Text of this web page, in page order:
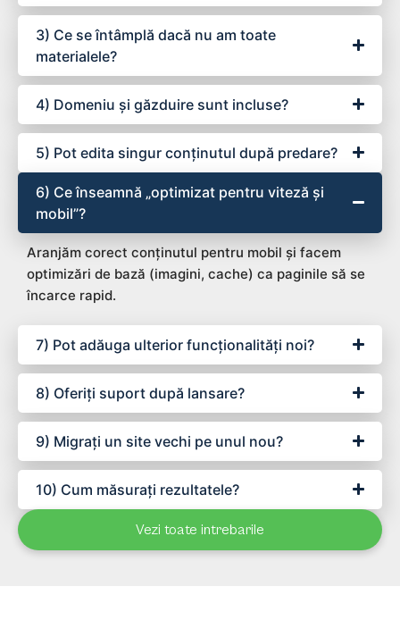
3) Ce se întâmplă dacă nu am toate
materialele?
4) Domeniu și găzduire sunt incluse?
5) Pot edita singur conținutul după predare?
6) Ce înseamnă „optimizat pentru viteză și
mobil”?
Aranjăm corect conținutul pentru mobil și facem
optimizări de bază (imagini, cache) ca paginile să se
încarce rapid.
7) Pot adăuga ulterior funcționalități noi?
8) Oferiți suport după lansare?
9) Migrați un site vechi pe unul nou?
10) Cum măsurați rezultatele?
Vezi toate intrebarile